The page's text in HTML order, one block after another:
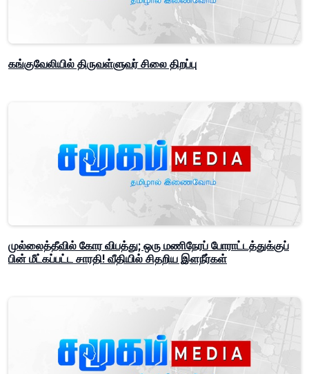
கங்குவேலியில் திருவள்ளுவர் சிலை திறப்பு
முல்லைத்தீவில் கோர விபத்து; ஒரு மணிநேரப் போராட்டத்துக்குப்
பின் மீட்கப்பட்ட சாரதி! வீதியில் சிதறிய இளநீர்கள்